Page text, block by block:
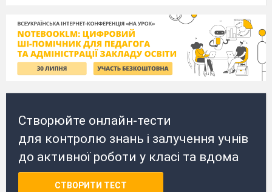
Створюйте онлайн-тести
для контролю знань і залучення учнів
до активної роботи у класі та вдома
СТВОРИТИ ТЕСТ